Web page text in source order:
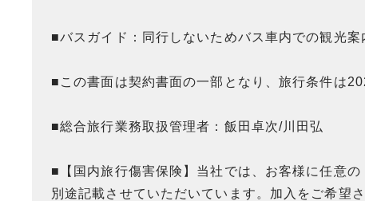
■バスガイド：同行しないためバス車内での観光案
■この書面は契約書面の一部となり、旅行条件は
■総合旅行業務取扱管理者：飯田卓次/川田弘
■【国内旅行傷害保険】当社では、お客様に任意
別途記載させていただいています。加入をご希望